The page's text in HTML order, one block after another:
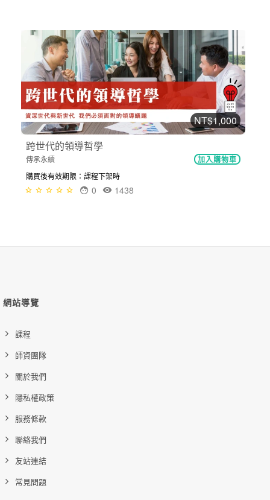
NT$1,000
跨世代的領導哲學
傳承永續 加入購物車
購買後有效期限：課程下架時
1438
0
網站導覽
課程
師資團隊
關於我們
隱私權政策
服務條款
聯絡我們
友站連結
常見問題